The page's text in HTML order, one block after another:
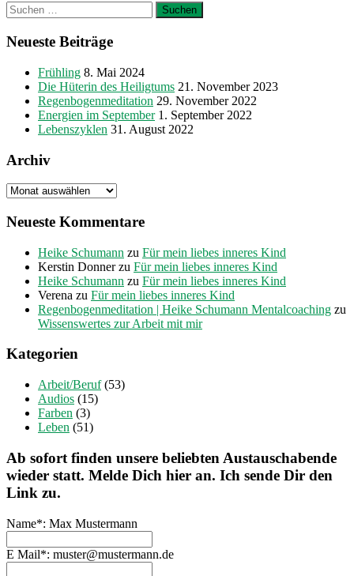
Suchen
nach:
Neueste Beiträge
Frühling 8. Mai 2024
Die Hüterin des Heiligtums 21. November 2023
Regenbogenmeditation 29. November 2022
Energien im September 1. September 2022
Lebenszyklen 31. August 2022
Archiv
Archiv
Neueste Kommentare
Heike Schumann zu Für mein liebes inneres Kind
Kerstin Donnerzu Für mein liebes inneres Kind
Heike Schumann zu Für mein liebes inneres Kind
Verena zu Für mein liebes inneres Kind
Regenbogenmeditation | Heike Schumann Mentalcoaching zu
Wissenswertes zur Arbeit mit mir
Kategorien
Arbeit/Beruf(53)
Audios (15)
Farben (3)
Leben (51)
Ab sofort finden unsere beliebten Austauschabende
wieder statt. Melde Dich hier an. Ich sende Dir den
Link zu.
Lass
Feld
leer
Name*: Max Mustermann
E Mail*: muster@mustermann.de